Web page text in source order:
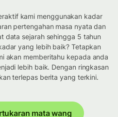
kami menggunakan kadar
pertengahan masa nyata dan
data sejarah sehingga 5 tahun
yang lebih baik? Tetapkan
akan memberitahu kepada anda
lebih baik. Dengan ringkasan
terlepas berita yang terkini.
mata wang